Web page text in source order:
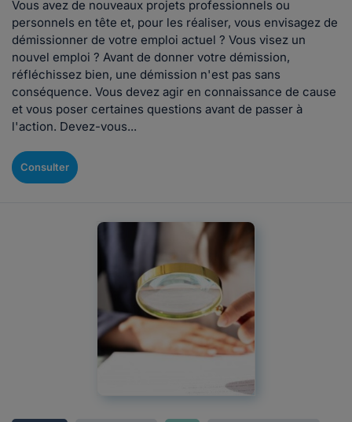
Vous avez de nouveaux projets professionnels ou
personnels en tête et, pour les réaliser, vous envisagez de
démissionner de votre emploi actuel ? Vous visez un
nouvel emploi ? Avant de donner votre démission,
réfléchissez bien, une démission n'est pas sans
conséquence. Vous devez agir en connaissance de cause
et vous poser certaines questions avant de passer à
l'action. Devez-vous...
Consulter